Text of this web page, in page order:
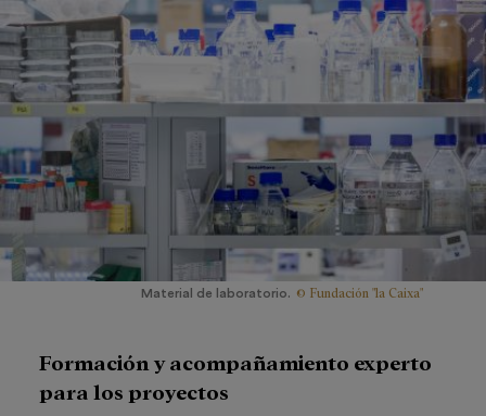
Material de laboratorio. © Fundación "la Caixa"
Formación y acompañamiento experto
para los proyectos